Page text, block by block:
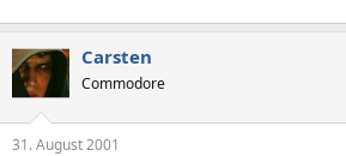
Carsten
Commodore
31. August 2001